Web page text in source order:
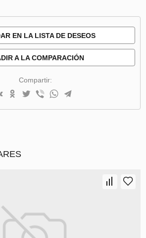
EN LA LISTA DE DESEOS
A LA COMPARACIÓN
Compartir: